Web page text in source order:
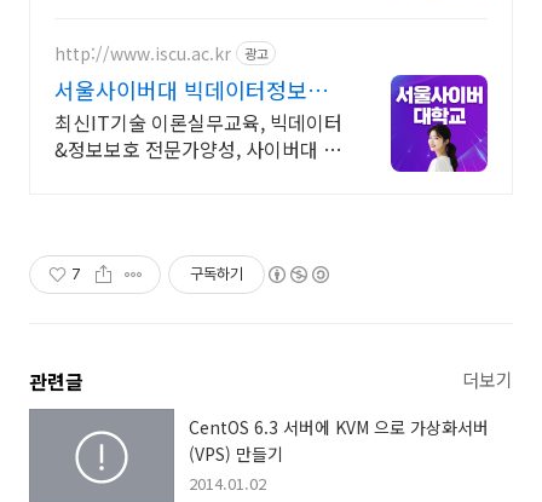
http://www.iscu.ac.kr 광고
서울사이버대 빅데이터정보보
호 2026 가을학기 신편입생
최신IT기술 이론실무교육, 빅데이터
&정보보호 전문가양성, 사이버대 신
7 구독하기
관련글 더보기
CentOS 6.3 서버에 KVM 으로 가상화서버
(VPS) 만들기
2014.01.02